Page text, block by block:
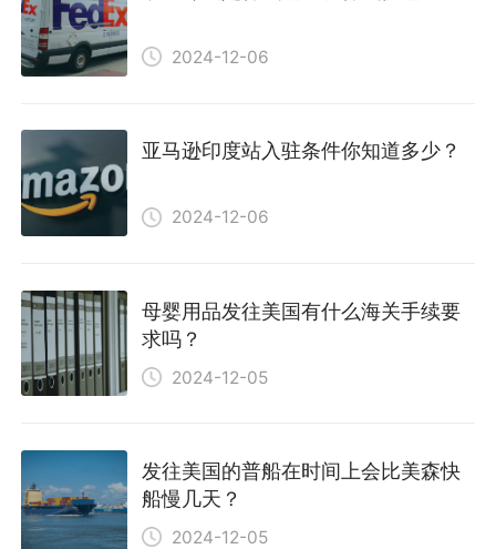
2024-12-06
亚马逊印度站入驻条件你知道多少？
2024-12-06
母婴用品发往美国有什么海关手续要
求吗？
2024-12-05
发往美国的普船在时间上会比美森快
船慢几天？
2024-12-05